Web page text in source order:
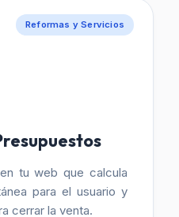
Reformas y Servicios
tu web que calcula
para el usuario y
cerrar la venta.